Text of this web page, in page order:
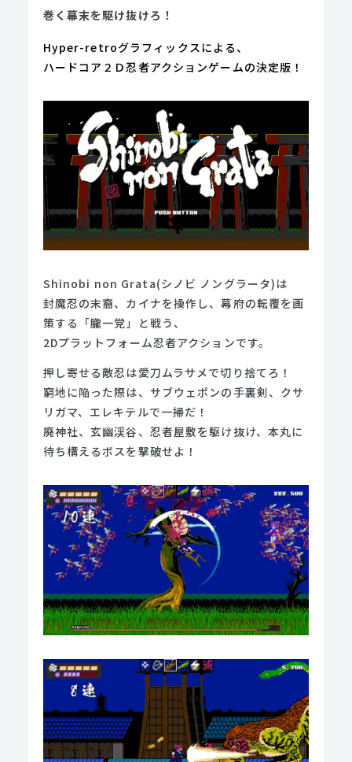
巻く幕末を駆け抜けろ！
Hyper-retroグラフィックスによる、
ハードコア２Ｄ忍者アクションゲームの決定版！
Shinobi non Grata(シノビ ノングラータ)は
封魔忍の末裔、カイナを操作し、幕府の転覆を画
策する「朧一党」と戦う、
2Dプラットフォーム忍者アクションです。
押し寄せる敵忍は愛刀ムラサメで切り捨てろ！
窮地に陥った際は、サブウェポンの手裏剣、クサ
リガマ、エレキテルで一掃だ！
廃神社、玄幽渓谷、忍者屋敷を駆け抜け、本丸に
待ち構えるボスを撃破せよ！